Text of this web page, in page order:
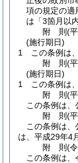
項の規定の適
は「3箇月以
附 則(
(施行期日)
1
この条例は
附 則(
(施行期日)
1
この条例は
附 則(
この条例は、
附 則(
この条例は、
は、平成29年4
附 則(
この条例は、